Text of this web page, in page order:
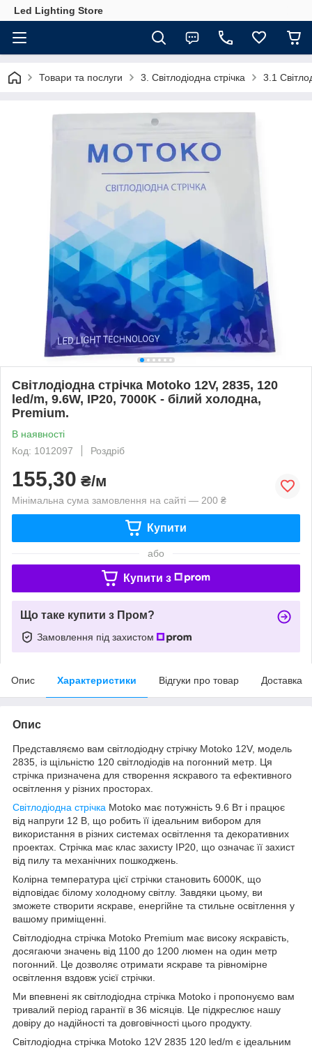
Led Lighting Store
Товари та послуги 3. Світлодіодна стрічка 3.1
Світлодіодна стрічка Motoko 12V, 2835, 120
led/m, 9.6W, IP20, 7000K - білий холодна,
Premium.
В наявності
Код: 1012097
Роздріб
155,30 ₴/м
Мінімальна сума замовлення на сайті — 200 ₴
Купити
або
Купити з
Що таке купити з Пром?
Замовлення під захистом
Опис Характеристики Відгуки про товар Доставка
Опис
Представляємо вам світлодіодну стрічку Motoko 12V, модель
2835, із щільністю 120 світлодіодів на погонний метр. Ця
стрічка призначена для створення яскравого та ефективного
освітлення у різних просторах.
Світлодіодна стрічка Motoko має потужність 9.6 Вт і працює
від напруги 12 В, що робить її ідеальним вибором для
використання в різних системах освітлення та декоративних
проектах. Стрічка має клас захисту IP20, що означає її захист
від пилу та механічних пошкоджень.
Колірна температура цієї стрічки становить 6000K, що
відповідає білому холодному світлу. Завдяки цьому, ви
зможете створити яскраве, енергійне та стильне освітлення у
вашому приміщенні.
Світлодіодна стрічка Motoko Premium має високу яскравість,
досягаючи значень від 1100 до 1200 люмен на один метр
погонний. Це дозволяє отримати яскраве та рівномірне
освітлення вздовж усієї стрічки.
Ми впевнені як світлодіодна стрічка Motoko і пропонуємо вам
тривалий період гарантії в 36 місяців. Це підкреслює нашу
довіру до надійності та довговічності цього продукту.
Світлодіодна стрічка Motoko 12V 2835 120 led/m є ідеальним